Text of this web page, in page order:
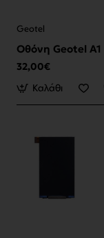
Geotel
Οθόνη Geotel A1
32,00€
Καλάθι